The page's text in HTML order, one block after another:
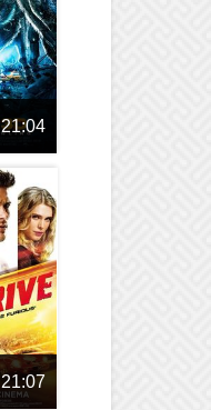
21:04
21:07